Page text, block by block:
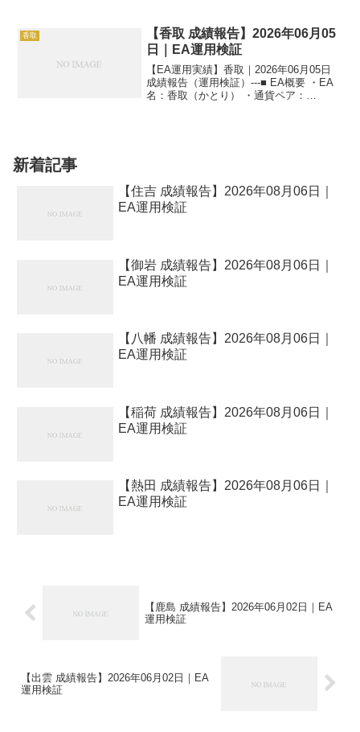
稼働 ---■ 本日の運用成績...
香取
【香取 成績報告】2026年06月05
日｜EA運用検証
【EA運用実績】香取｜2026年06月05日
成績報告（運用検証）---■ EA概要 ・EA
名：香取（かとり） ・通貨ペア：
新着記事
【住吉 成績報告】2026年08月06日｜
EA運用検証
【御岩 成績報告】2026年08月06日｜
EA運用検証
【八幡 成績報告】2026年08月06日｜
EA運用検証
【稲荷 成績報告】2026年08月06日｜
EA運用検証
【熱田 成績報告】2026年08月06日｜
EA運用検証
【鹿島 成績報告】2026年06月02日｜EA
運用検証
【出雲 成績報告】2026年06月02日｜EA
運用検証